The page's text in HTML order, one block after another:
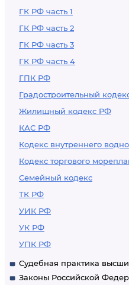
ГК РФ часть 1
ГК РФ часть 2
ГК РФ часть 3
ГК РФ часть 4
ГПК РФ
Градостроительный
Жилищный кодекс РФ
КАС РФ
Кодекс внутреннего
Кодекс торгового
Семейный кодекс
ТК РФ
УИК РФ
УК РФ
УПК РФ
Судебная практика
Законы Российской